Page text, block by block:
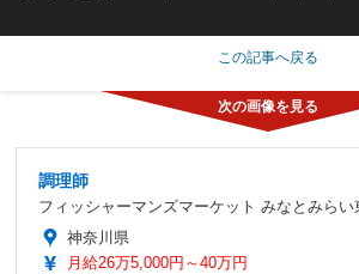
この記事へ戻る
調理師
フィッシャーマンズマーケット みなとみらい
神奈川県
月給26万5,000円～40万円